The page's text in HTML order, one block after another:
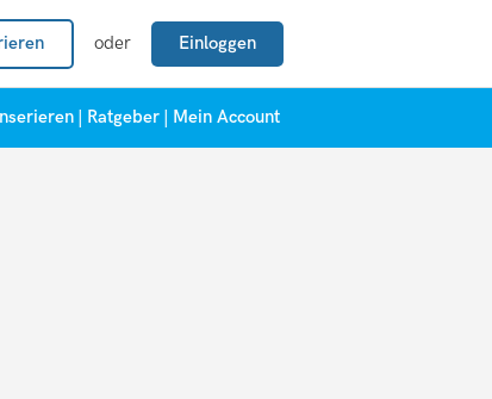
oder Einloggen
Ratgeber Mein Account